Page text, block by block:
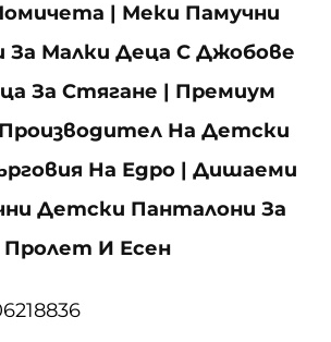
| Меки Памучни
За Малки Деца С Джобове
За Стягане | Премиум
Производител На Детски
На Едро | Дишаеми
Детски Панталони За
Пролет И Есен